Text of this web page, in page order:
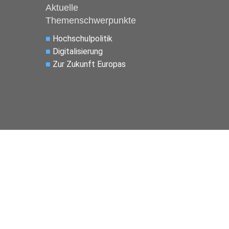
Aktuelle
Themenschwerpunkte
■ Hochschulpolitik
■ Digitalisierung
■ Zur Zukunft Europas